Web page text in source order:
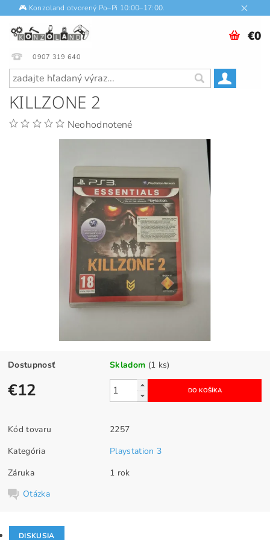
🎮 Konzoland otvorený Po–Pi 10:00–17:00.
0907 319 640
€0
KILLZONE 2
Neohodnotené
Dostupnosť Skladom (1 ks)
€12
Kód tovaru
2257
Kategória
Playstation 3
Záruka
1 rok
Otázka
DISKUSIA